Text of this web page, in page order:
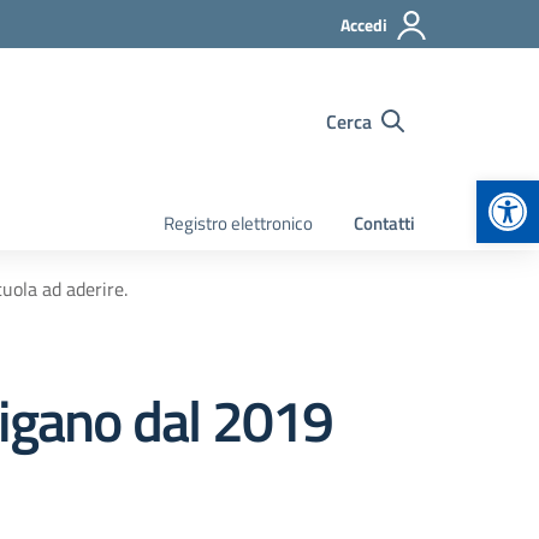
Accedi
Cerca
Registro elettronico Contatti
ad aderire.
dal 2019